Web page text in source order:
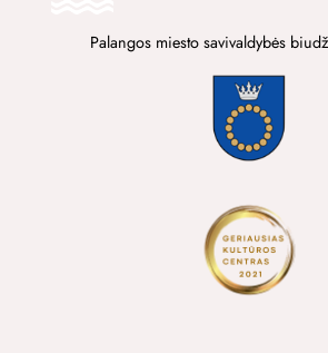
Palangos miesto savivaldybės